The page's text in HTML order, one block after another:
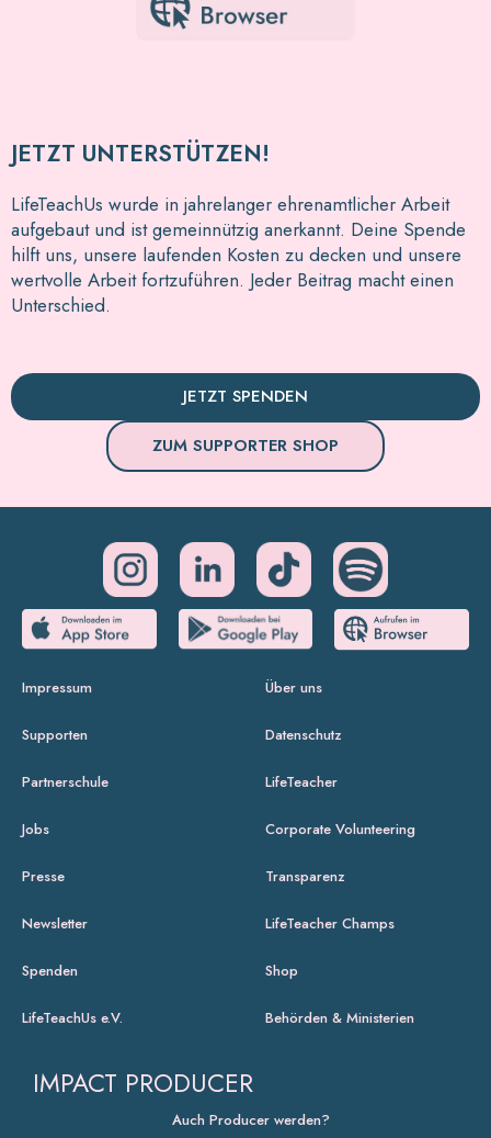
JETZT UNTERSTÜTZEN!
LifeTeachUs wurde in jahrelanger ehrenamtlicher Arbeit
aufgebaut und ist gemeinnützig anerkannt. Deine Spende
hilft uns, unsere laufenden Kosten zu decken und unsere
wertvolle Arbeit fortzuführen. Jeder Beitrag macht einen
Unterschied.
JETZT SPENDEN
ZUM SUPPORTER SHOP
Impressum Über uns
Supporten Datenschutz
Partnerschule LifeTeacher
Jobs Corporate Volunteering
Presse Transparenz
Newsletter LifeTeacher Champs
Spenden Shop
LifeTeachUs e.V. Behörden & Ministerien
IMPACT PRODUCER
Auch Producer werden?